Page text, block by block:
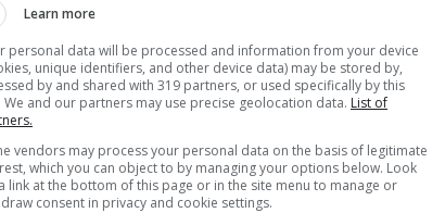
Queste curiosità mi hanno spinto ad esplorare
Learn more
personal data will be processed and information from your device
unique identifiers, and other device data) may be stored by,
by and shared with 319 partners, or used specifically by this
We and our partners may use precise geolocation data. List of
vendors may process your personal data on the basis of legitimate
which you can object to by managing your options below. Look
link at the bottom of this page or in the site menu to manage or
consent in privacy and cookie settings.